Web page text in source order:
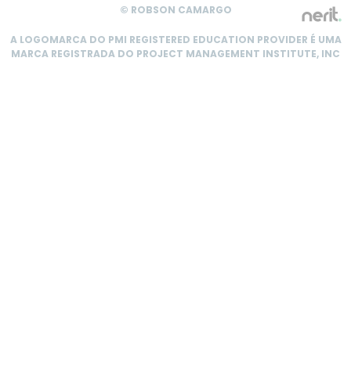
© ROBSON CAMARGO
A LOGOMARCA DO PMI REGISTERED EDUCATION PROVIDER É UMA
MARCA REGISTRADA DO PROJECT MANAGEMENT INSTITUTE, INC